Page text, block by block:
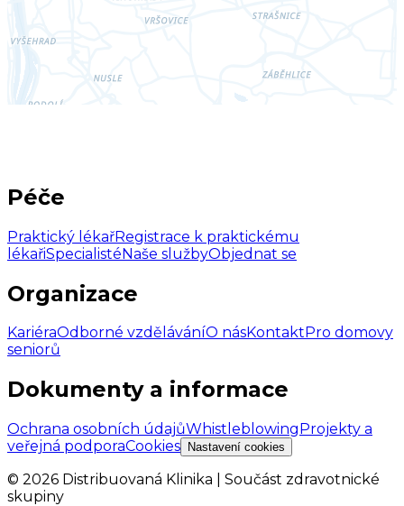
Péče
Praktický lékařRegistrace k praktickému
lékařiSpecialistéNaše službyObjednat se
Organizace
KariéraOdborné vzděláváníO násKontakt Pro domovy
seniorů
Dokumenty a informace
Ochrana osobních údajůWhistleblowing Projekty a
veřejná podporaCookies Nastavení cookies
© 2026 Distribuovaná Klinika | Součást zdravotnické
skupiny